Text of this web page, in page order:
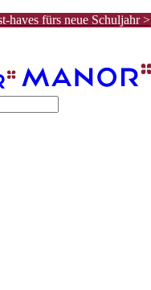
haves fürs neue Schuljahr >